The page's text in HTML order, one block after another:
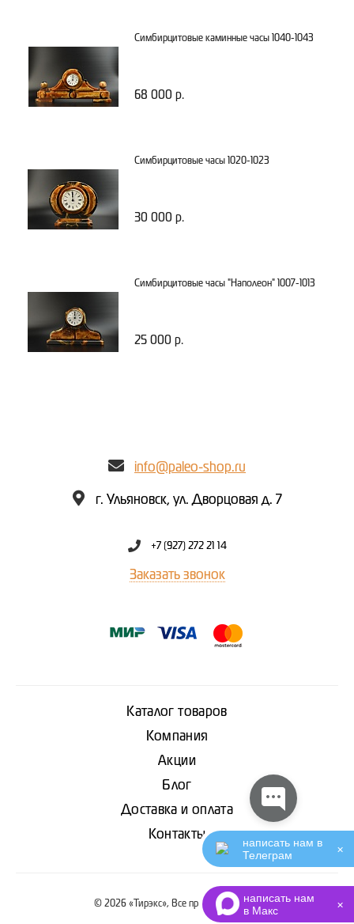
написать нам
в Макс
✕
написать нам в
Телеграм
✕
Симбирцитовые каминные часы 1040-1043
68 000 р.
Симбирцитовые часы 1020-1023
30 000 р.
Симбирцитовые часы "Наполеон" 1007-1013
25 000 р.
info@paleo-shop.ru
г. Ульяновск, ул. Дворцовая д. 7
+7 (927) 272 21 14
Заказать звонок
Каталог товаров
Компания
Акции
Блог
Доставка и оплата
Контакты
© 2026 «Тирэкс», Все права защищены